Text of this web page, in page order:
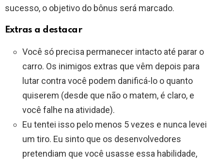
sucesso, o objetivo do bônus será marcado.
Extras a destacar
Você só precisa permanecer intacto até parar o
carro. Os inimigos extras que vêm depois para
lutar contra você podem danificá-lo o quanto
quiserem (desde que não o matem, é claro, e
você falhe na atividade).
Eu tentei isso pelo menos 5 vezes e nunca levei
um tiro. Eu sinto que os desenvolvedores
pretendiam que você usasse essa habilidade,